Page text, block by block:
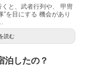
と、武者行列や、 甲冑
”を目にする 機会があり
読む
泊したの？